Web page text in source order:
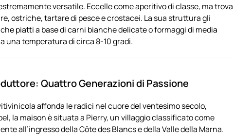
versatile. Eccelle come aperitivo di classe, ma trova
ostriche, tartare di pesce e crostacei. La sua struttura gli
piatti a base di carni bianche delicate o formaggi di media
una temperatura di circa 8-10 gradi.
Quattro Generazioni di Passione
affonda le radici nel cuore del ventesimo secolo,
la maison è situata a Pierry, un villaggio classificato come
all’ingresso della Côte des Blancs e della Valle della Marna.